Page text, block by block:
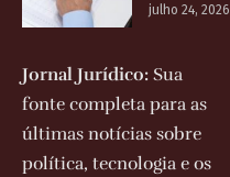
julho 24, 2026
Jornal Jurídico: Sua
fonte completa para as
últimas notícias sobre
política, tecnologia e os